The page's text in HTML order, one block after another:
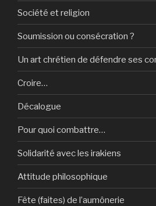
Société et religion
Soumission ou consécration ?
Un art chrétien de défendre ses
Croire…
Décalogue
Pour quoi combattre…
Solidarité avec les irakiens
Attitude philosophique
Fête (faites) de l’aumônerie